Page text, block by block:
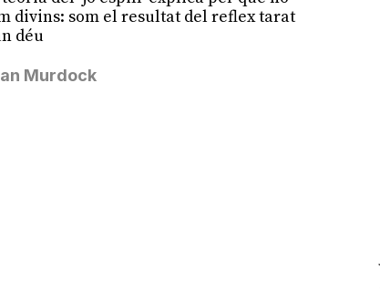
divins: som el resultat del reflex tarat
déu
Murdock